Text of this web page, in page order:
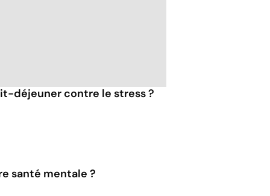
déjeuner contre le stress ?
santé mentale ?